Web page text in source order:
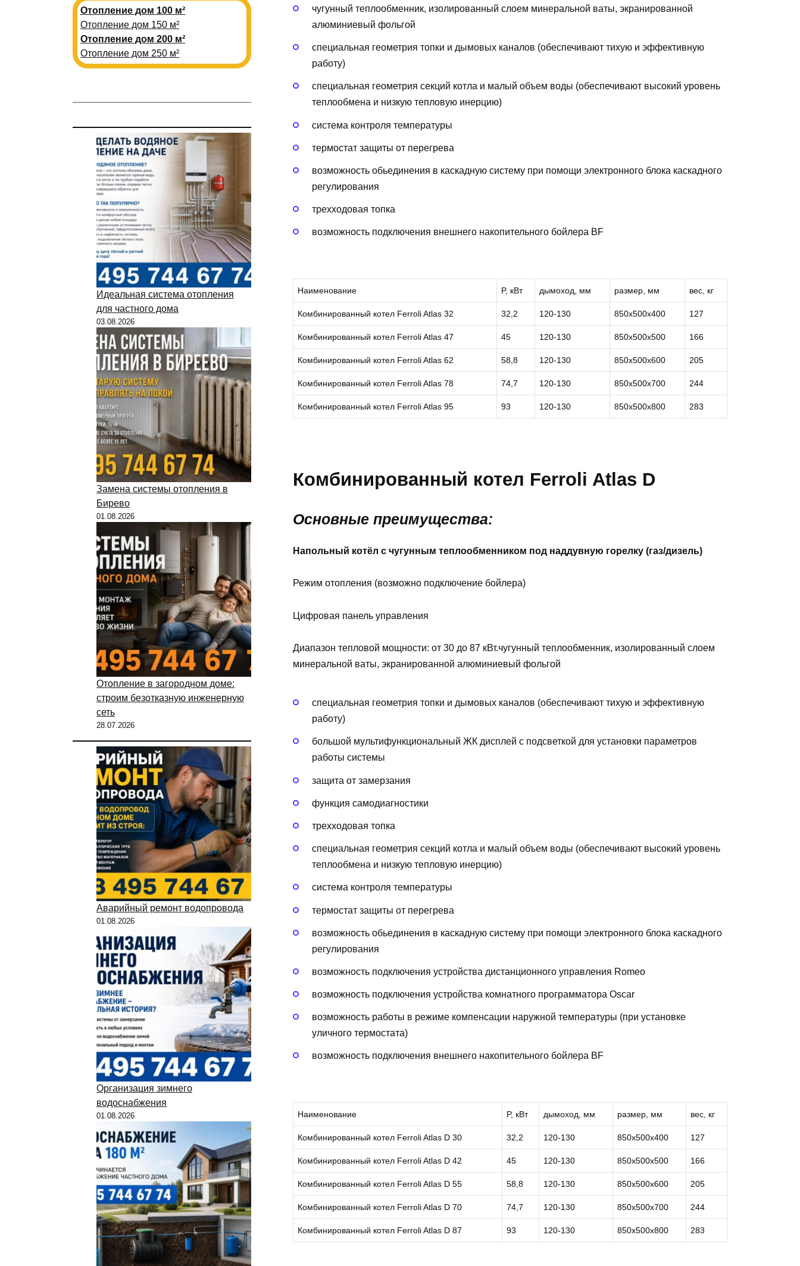
чугунный теплообменник, изолированный слоем минеральной ваты, экранированной
алюминиевый фольгой
специальная геометрия топки и дымовых каналов (обеспечивают тихую и эффективную
работу)
специальная геометрия секций котла и малый объем воды (обеспечивают высокий уровень
теплообмена и низкую тепловую инерцию)
система контроля температуры
термостат защиты от перегрева
возможность обьединения в каскадную систему при помощи электронного блока каскадного
регулирования
трехходовая топка
возможность подключения внешнего накопительного бойлера BF
Наименование P, кВт дымоход, мм размер, мм вес, кг
Комбинированный котел Ferroli Atlas 32 32,2 120-130 850х500х400 127
Комбинированный котел Ferroli Atlas 47 45 120-130 850х500х500 166
Комбинированный котел Ferroli Atlas 62 58,8 120-130 850х500х600 205
Комбинированный котел Ferroli Atlas 78 74,7 120-130 850х500х700 244
Комбинированный котел Ferroli Atlas 95 93 120-130 850х500х800 283
Комбинированный котел Ferroli Atlas D
Основные преимущества:
Напольный котёл с чугунным теплообменником под наддувную горелку (газ/дизель)
Режим отопления (возможно подключение бойлера)
Цифровая панель управления
Диапазон тепловой мощности: от 30 до 87 кВт.чугунный теплообменник, изолированный слоем
минеральной ваты, экранированной алюминиевый фольгой
специальная геометрия топки и дымовых каналов (обеспечивают тихую и эффективную
работу)
большой мультифункциональный ЖК дисплей с подсветкой для установки параметров
работы системы
защита от замерзания
функция самодиагностики
трехходовая топка
специальная геометрия секций котла и малый объем воды (обеспечивают высокий уровень
теплообмена и низкую тепловую инерцию)
система контроля температуры
термостат защиты от перегрева
возможность обьединения в каскадную систему при помощи электронного блока каскадного
регулирования
возможность подключения устройства дистанционного управления Romeo
возможность подключения устройства комнатного программатора Oscar
возможность работы в режиме компенсации наружной температуры (при установке
уличного термостата)
возможность подключения внешнего накопительного бойлера BF
Наименование P, кВт дымоход, мм размер, мм вес, кг
Комбинированный котел Ferroli Atlas D 30 32,2 120-130 850х500х400 127
Комбинированный котел Ferroli Atlas D 42 45 120-130 850х500х500 166
Комбинированный котел Ferroli Atlas D 55 58,8 120-130 850х500х600 205
Комбинированный котел Ferroli Atlas D 70 74,7 120-130 850х500х700 244
Комбинированный котел Ferroli Atlas D 87 93 120-130 850х500х800 283
Отопление дом 100 м²
Отопление дом 150 м²
Отопление дом 200 м²
Отопление дом 250 м²
Идеальная система отопления
для частного дома
03.08.2026
Замена системы отопления в
Бирево
01.08.2026
Отопление в загородном доме:
строим безотказную инженерную
сеть
28.07.2026
Аварийный ремонт водопровода
01.08.2026
Организация зимнего
водоснабжения
01.08.2026